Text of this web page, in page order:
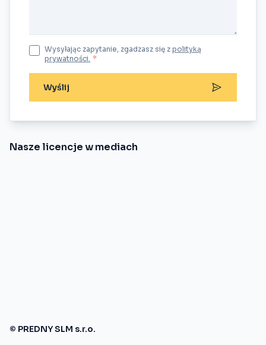
Wysyłając zapytanie, zgadzasz się zpolityką
prywatności. *
Wyślij
Nasze licencje w mediach
© PREDNY SLM s.r.o.